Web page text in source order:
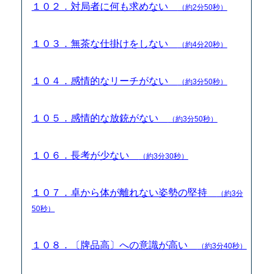
１０２．対局者に何も求めない （約2分50秒）
１０３．無茶な仕掛けをしない （約4分20秒）
１０４．感情的なリーチがない （約3分50秒）
１０５．感情的な放銃がない （約3分50秒）
１０６．長考が少ない （約3分30秒）
１０７．卓から体が離れない姿勢の堅持
（約3分
50秒）
１０８．〔牌品高〕への意識が高い （約3分40秒）